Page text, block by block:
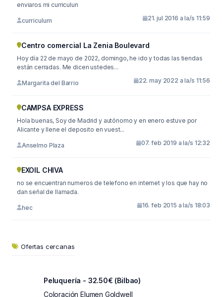
enviaros mi curriculun
curriculum 21. jul 2016 a la/s 11:59
Centro comercial La Zenia Boulevard
Hoy día 22 de mayo de 2022, domingo, he ido y todas las tiendas
están cerradas. Me dicen ustedes...
Margarita del Barrio 22. may 2022 a la/s 11:56
CAMPSA EXPRESS
Hola buenas, Soy de Madrid y autónomo y en enero estuve por
Alicante y llene el deposito en vuest...
Anselmo Plaza 07. feb 2019 a la/s 12:32
EXOIL CHIVA
no se encuentran numeros de telefono en internet y los que hay no
dan señal de llamada.
hec 16. feb 2015 a la/s 18:03
Ofertas cercanas
Peluquería - 32.50€ (Bilbao)
Coloración Elumen Goldwell